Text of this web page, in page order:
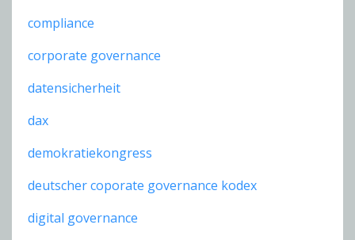
compliance
corporate governance
datensicherheit
dax
demokratiekongress
deutscher coporate governance kodex
digital governance